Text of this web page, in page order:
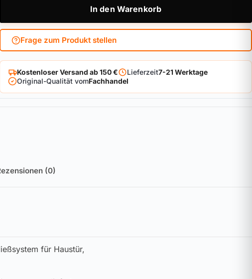
In den Warenkorb
Frage zum Produkt stellen
Kostenloser Versand ab 150 € Lieferzeit7-21 Werktage
Original-Qualität vomFachhandel
(0)
für Haustür,